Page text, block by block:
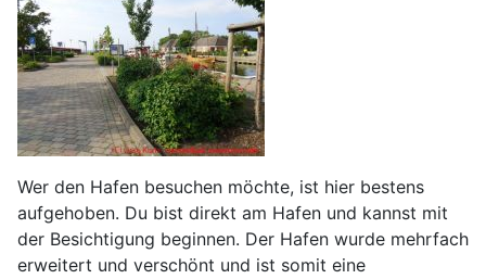
Wer den Hafen besuchen möchte, ist hier bestens
aufgehoben. Du bist direkt am Hafen und kannst mit
der Besichtigung beginnen. Der Hafen wurde mehrfach
erweitert und verschönt und ist somit eine